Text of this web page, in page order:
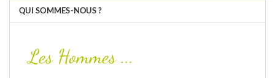
QUI SOMMES-NOUS ?
Les Hommes ...